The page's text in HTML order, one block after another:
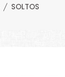
SOLTOS